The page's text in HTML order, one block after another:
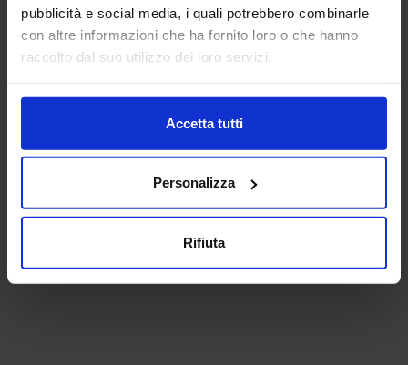
pubblicità e social media, i quali potrebbero combinarle
con altre informazioni che ha fornito loro o che hanno
raccolto dal suo utilizzo dei loro servizi.
Accetta tutti
Personalizza
Rifiuta